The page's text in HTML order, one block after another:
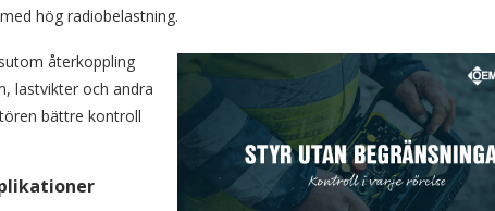
hög radiobelastning.
återkoppling
lastvikter och andra
bättre kontroll